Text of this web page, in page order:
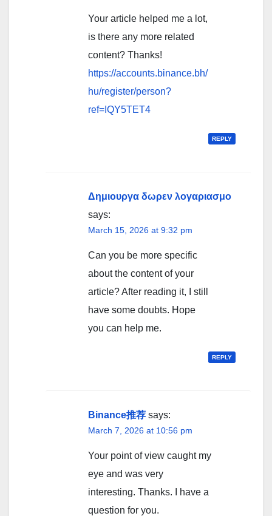
Your article helped me a lot,
is there any more related
content? Thanks!
https://accounts.binance.bh/
hu/register/person?
ref=IQY5TET4
REPLY
Δημιουργα δωρεν λογαριασμο
says:
March 15, 2026 at 9:32 pm
Can you be more specific
about the content of your
article? After reading it, I still
have some doubts. Hope
you can help me.
REPLY
Binance推荐 says:
March 7, 2026 at 10:56 pm
Your point of view caught my
eye and was very
interesting. Thanks. I have a
question for you.